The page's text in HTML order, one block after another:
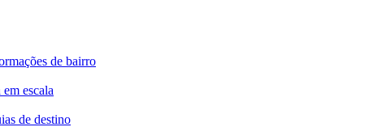
de bairro
escala
de destino